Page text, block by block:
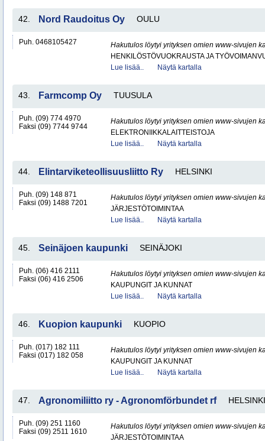
42. Nord Raudoitus Oy OULU
Puh. 0468105427
Hakutulos löytyi yrityksen omien www-sivujen
HENKILÖSTÖVUOKRAUSTA JA
Lue lisää..
Näytä kartalla
43. Farmcomp Oy TUUSULA
Puh. (09) 774 4970
Faksi (09) 7744 9744
Hakutulos löytyi yrityksen omien www-sivujen
ELEKTRONIIKKALAITTEISTOJA
Lue lisää..
Näytä kartalla
44. Elintarviketeollisuusliitto Ry HELSINKI
Puh. (09) 148 871
Faksi (09) 1488 7201
Hakutulos löytyi yrityksen omien www-sivujen
JÄRJESTÖTOIMINTAA
Lue lisää..
Näytä kartalla
45. Seinäjoen kaupunki SEINÄJOKI
Puh. (06) 416 2111
Faksi (06) 416 2506
Hakutulos löytyi yrityksen omien www-sivujen
KAUPUNGIT JA KUNNAT
Lue lisää..
Näytä kartalla
46. Kuopion kaupunki KUOPIO
Puh. (017) 182 111
Faksi (017) 182 058
Hakutulos löytyi yrityksen omien www-sivujen
KAUPUNGIT JA KUNNAT
Lue lisää..
Näytä kartalla
47. Agronomiliitto ry - Agronomförbundet rf HELSINKI
Puh. (09) 251 1160
Faksi (09) 2511 1610
Hakutulos löytyi yrityksen omien www-sivujen
JÄRJESTÖTOIMINTAA